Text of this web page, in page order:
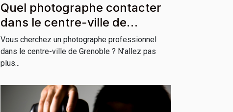
Quel photographe contacter
dans le centre-ville de
Grenoble ?
Vous cherchez un photographe professionnel
dans le centre-ville de Grenoble ? N’allez pas
plus...